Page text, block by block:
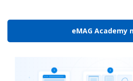
eMAG Academy